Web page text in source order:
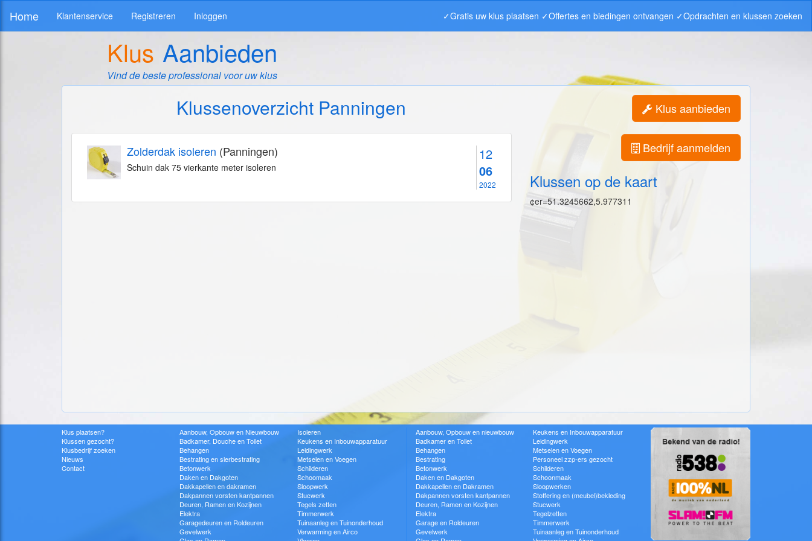
Home Klantenservice Registreren Inloggen ✓Gratis uw klus plaatsen ✓Offertes en biedingen ontvangen ✓Opdrachten en klussen zoeken
Klus Aanbieden
Vind de beste professional voor uw klus
Klussenoverzicht Panningen
12
06
2022
Zolderdak isoleren (Panningen)
Schuin dak 75 vierkante meter isoleren
Klus aanbieden
Bedrijf aanmelden
Klussen op de kaart
¢er=51.3245662,5.977311
Klus plaatsen?
Klussen gezocht?
Klusbedrijf zoeken
Nieuws
Contact
Aanbouw, Opbouw en Nieuwbouw
Badkamer, Douche en Toilet
Behangen
Bestrating en sierbestrating
Betonwerk
Daken en Dakgoten
Dakkapellen en dakramen
Dakpannen vorsten kantpannen
Deuren, Ramen en Kozijnen
Elektra
Garagedeuren en Roldeuren
Gevelwerk
Isoleren
Keukens en Inbouwapparatuur
Leidingwerk
Metselen en Voegen
Schilderen
Schoomaak
Sloopwerk
Stucwerk
Tegels zetten
Timmerwerk
Tuinaanleg en Tuinonderhoud
Verwarming en Airco
Aanbouw, Opbouw en nieuwbouw
Badkamer en Toilet
Behangen
Bestrating
Betonwerk
Daken en Dakgoten
Dakkapellen en Dakramen
Dakpannen vorsten kantpannen
Deuren, Ramen en Kozijnen
Elektra
Garage en Roldeuren
Gevelwerk
Keukens en Inbouwapparatuur
Leidingwerk
Metselen en Voegen
Personeel zzp-ers gezocht
Schilderen
Schoonmaak
Sloopwerken
Stoffering en (meubel)bekleding
Stucwerk
Tegelzetten
Timmerwerk
Tuinaanleg en Tuinonderhoud